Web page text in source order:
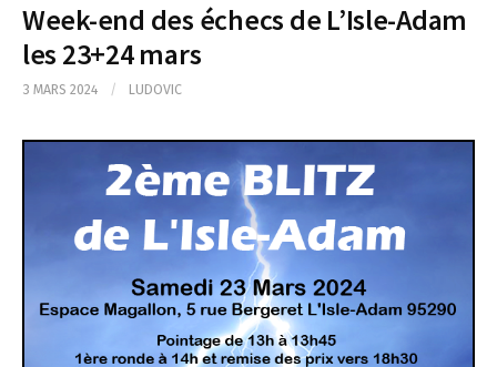
Week-end des échecs de L’Isle-Adam
les 23+24 mars
3 MARS 2024 / LUDOVIC